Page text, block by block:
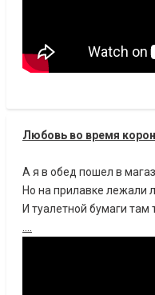
Любовь во время
А я в обед пошел в
Но на прилавке лежали
И туалетной бумаги там